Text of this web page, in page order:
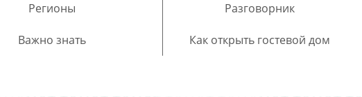
Регионы
Важно знать
Разговорник
Как открыть гостевой дом